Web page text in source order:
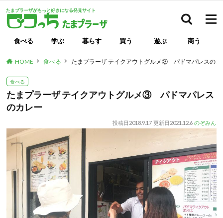
たまプラーザがもっと好きになる発見サイト
食べる 学ぶ 暮らす 買う 遊ぶ 商う
HOME 食べる たまプラーザ テイクアウトグルメ③ パドマパレスのカ
食べる
たまプラーザ テイクアウトグルメ③ パドマパレス
のカレー
投稿日 2018.9.17 更新日 2021.12.6 のぞみん